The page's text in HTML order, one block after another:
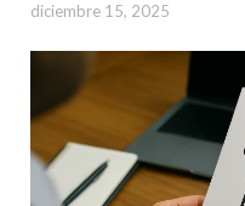
diciembre 15, 2025